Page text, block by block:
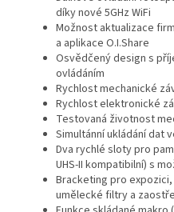
díky nové 5GHz WiFi
Možnost aktualizace
a aplikace O.I.Share
Osvědčený design s
ovládáním
Rychlost mechanické
Rychlost elektronické
Testovaná životnost
Simultánní ukládání dat
Dva rychlé sloty pro
UHS-II kompatibilní) s
Bracketing pro
umělecké filtry a